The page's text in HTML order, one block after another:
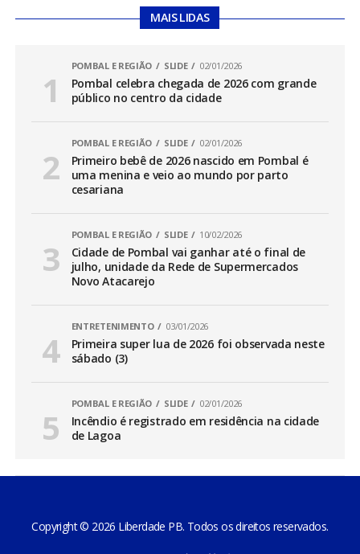
MAIS LIDAS
POMBAL E REGIÃO SLIDE 02/01/2026
Pombal celebra chegada de 2026 com grande
público no centro da cidade
POMBAL E REGIÃO SLIDE 02/01/2026
Primeiro bebê de 2026 nascido em Pombal é
uma menina e veio ao mundo por parto
cesariana
POMBAL E REGIÃO SLIDE 10/02/2026
Cidade de Pombal vai ganhar até o final de
julho, unidade da Rede de Supermercados
Novo Atacarejo
ENTRETENIMENTO 03/01/2026
Primeira super lua de 2026 foi observada neste
sábado (3)
POMBAL E REGIÃO SLIDE 02/01/2026
Incêndio é registrado em residência na cidade
de Lagoa
Copyright © 2026 Liberdade PB. Todos os direitos reservados.